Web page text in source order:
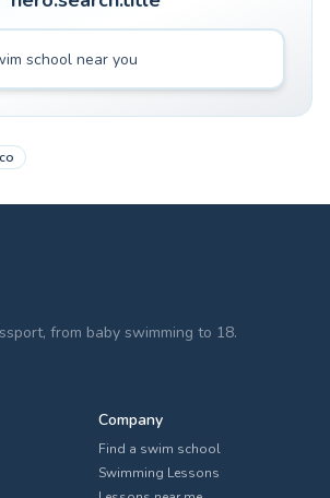
from baby swimming to 18.
Company
Find a swim school
Swimming Lessons